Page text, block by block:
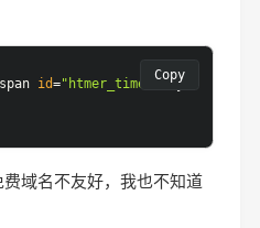
id="htmer_time" style=
Copy
域名不友好，我也不知道